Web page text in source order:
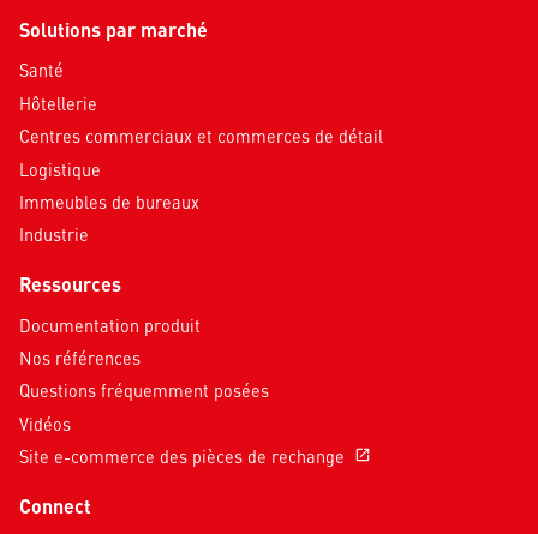
Solutions par marché
Santé
Hôtellerie
Centres commerciaux et commerces de détail
Logistique
Immeubles de bureaux
Industrie
Ressources
Documentation produit
Nos références
Questions fréquemment posées
Vidéos
Site e-commerce des pièces de rechange
open_in_new
Connect